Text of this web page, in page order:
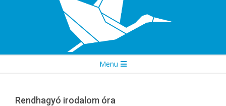
Menu
Rendhagyó irodalom óra